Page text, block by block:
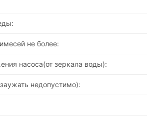
не более:
насоса(от зеркала воды):
недопустимо):